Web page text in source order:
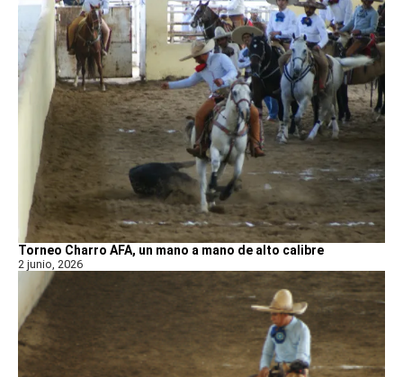
Torneo Charro AFA, un mano a mano de alto calibre
2 junio, 2026